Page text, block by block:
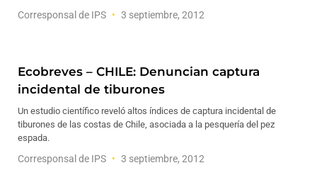
Corresponsal de IPS 3 septiembre, 2012
Ecobreves – CHILE: Denuncian captura
incidental de tiburones
Un estudio científico reveló altos índices de captura incidental de
tiburones de las costas de Chile, asociada a la pesquería del pez
espada.
Corresponsal de IPS 3 septiembre, 2012